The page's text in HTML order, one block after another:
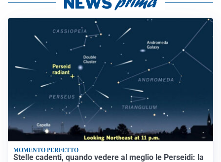
MOMENTO PERFETTO
Stelle cadenti, quando vedere al meglio le Perseidi: la